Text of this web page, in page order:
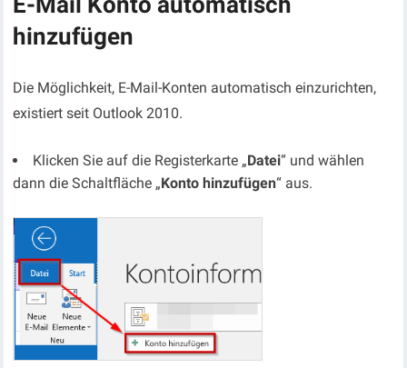
hinzufügen
Die Möglichkeit, E-Mail-Konten automatisch einzurichten,
existiert seit Outlook 2010.
Klicken Sie auf die Registerkarte „Datei“ und wählen
dann die Schaltfläche „Konto hinzufügen“ aus.